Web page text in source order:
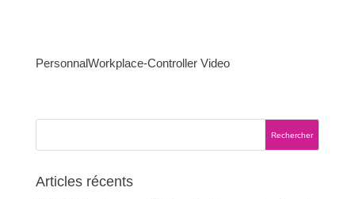
PersonnalWorkplace-Controller Video
Articles récents